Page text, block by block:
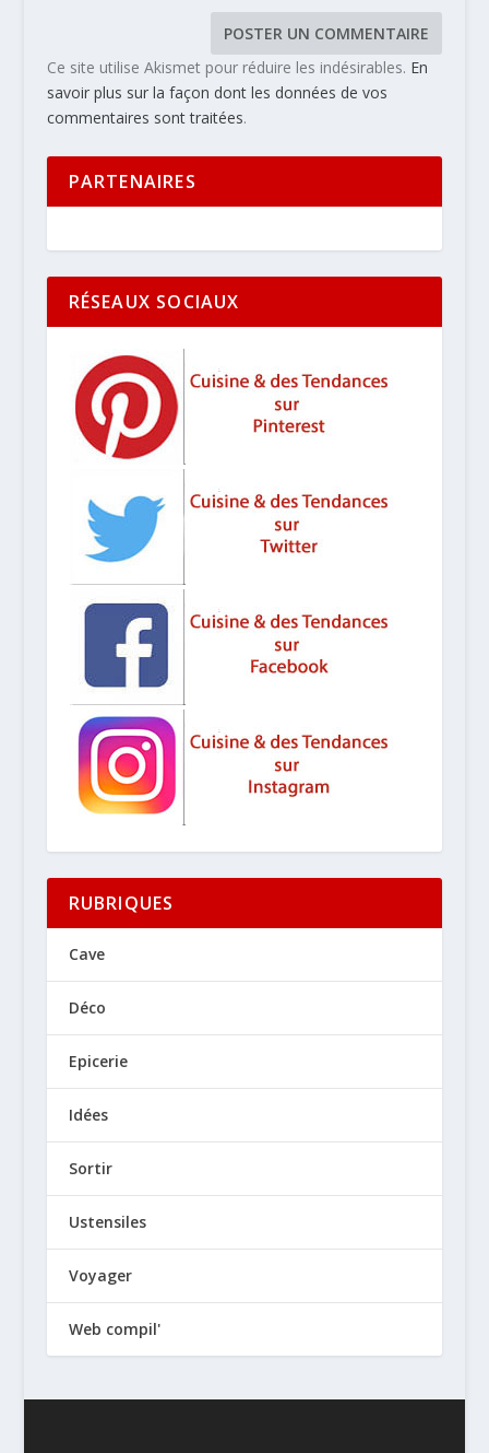
Ce site utilise Akismet pour réduire les indésirables. En
savoir plus sur la façon dont les données de vos
commentaires sont traitées.
PARTENAIRES
RÉSEAUX SOCIAUX
RUBRIQUES
Cave
Déco
Epicerie
Idées
Sortir
Ustensiles
Voyager
Web compil'